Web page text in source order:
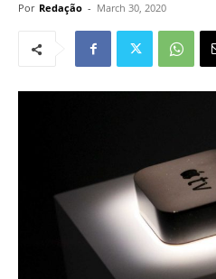
Por Redação - March 30, 2020